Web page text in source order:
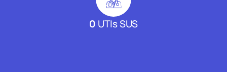
0 UTIs SUS